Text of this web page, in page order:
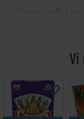
Denna utgåva
både skicklighet
finns också
kan utmana sig
spelskicklighet.
Spelet är en
Vi